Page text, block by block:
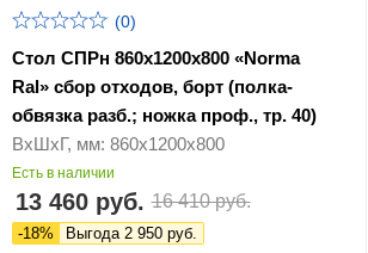
(0)
Стол СПРн 860х1200х800 «Norma
Ral» сбор отходов, борт (полка-
обвязка разб.; ножка проф., тр. 40)
ВхШхГ, мм: 860х1200х800
Есть в наличии
13 460 руб. 16 410 руб.
-18% Выгода 2 950 руб.